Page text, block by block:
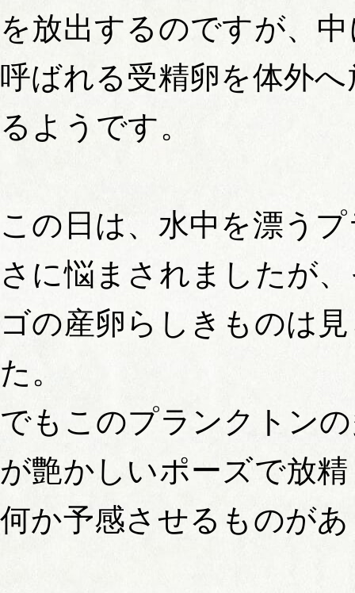
を放出するのですが、
呼ばれる受精卵を体外
るようです。
この日は、水中を漂う
さに悩まされましたが
ゴの産卵らしきものは
た。
でもこのプランクトン
が艶かしいポーズで放
何か予感させるものが